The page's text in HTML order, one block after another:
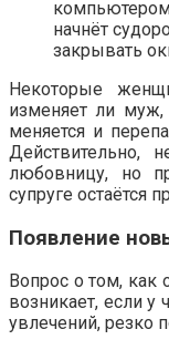
начнёт
закрывать
Некоторые
изменяет ли муж,
меняется и
Действительно,
любовницу, но
супруге остаётся
Появление
Вопрос о том, как
возникает, если у
увлечений, резко